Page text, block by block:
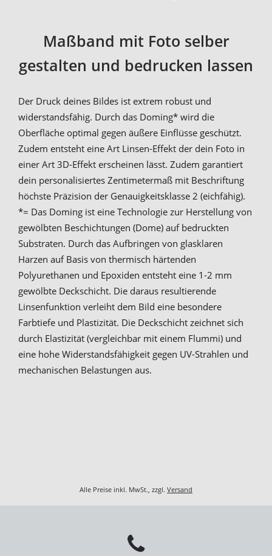
Maßband mit Foto selber
gestalten und bedrucken lassen
Der Druck deines Bildes ist extrem robust und
widerstandsfähig. Durch das Doming* wird die
Oberfläche optimal gegen äußere Einflüsse geschützt.
Zudem entsteht eine Art Linsen-Effekt der dein Foto in
einer Art 3D-Effekt erscheinen lässt. Zudem garantiert
dein personalisiertes Zentimetermaß mit Beschriftung
höchste Präzision der Genauigkeitsklasse 2 (eichfähig).
*= Das Doming ist eine Technologie zur Herstellung von
gewölbten Beschichtungen (Dome) auf bedruckten
Substraten. Durch das Aufbringen von glasklaren
Harzen auf Basis von thermisch härtenden
Polyurethanen und Epoxiden entsteht eine 1-2 mm
gewölbte Deckschicht. Die daraus resultierende
Linsenfunktion verleiht dem Bild eine besondere
Farbtiefe und Plastizität. Die Deckschicht zeichnet sich
durch Elastizität (vergleichbar mit einem Flummi) und
eine hohe Widerstandsfähigkeit gegen UV-Strahlen und
mechanischen Belastungen aus.
Alle Preise inkl. MwSt., zzgl. Versand